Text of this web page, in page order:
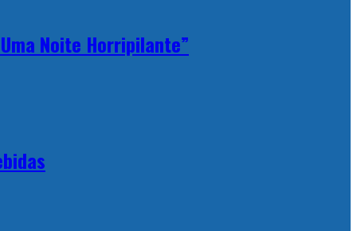
Noite Horripilante”